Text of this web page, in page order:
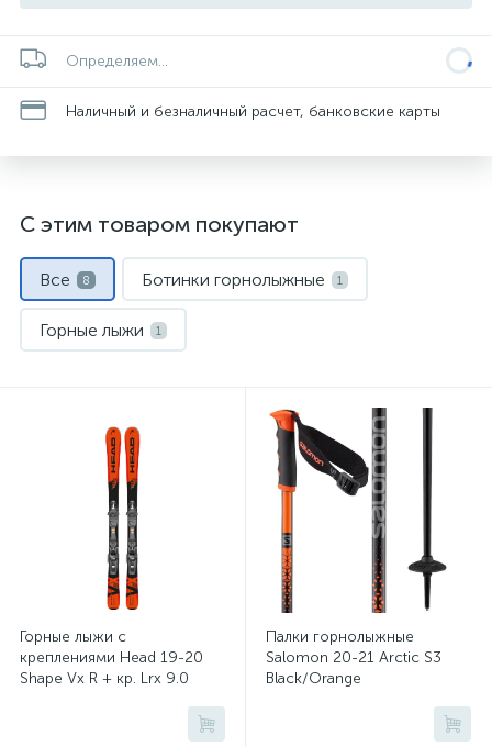
Определяем...
Наличный и безналичный расчет, банковские карты
С этим товаром покупают
Все 8 Ботинки горнолыжные 1
Горные лыжи 1
Куртки горнолыжные Маски и линзы
Носки спортивные Палки горнолыжные
Перчатки и варежки
Горные лыжи с
креплениями Head 19-20
Shape Vx R + кр. Lrx 9.0
Палки горнолыжные
Salomon 20-21 Arctic S3
Black/Orange